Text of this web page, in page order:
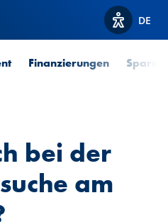
Optionen
DE
Finanzierungen Sparen
bei der
am